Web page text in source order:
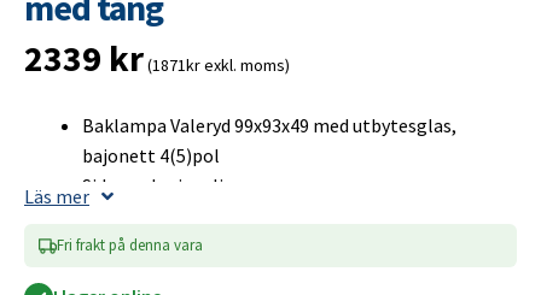
2339 kr(1871kr exkl. moms)
Baklampa Valeryd 99x93x49 med utbytesglas,
bajonett 4(5)pol
Sidomarkeringsljus
Nummerskyltsbelysning
Läs mer
Fri frakt på denna vara